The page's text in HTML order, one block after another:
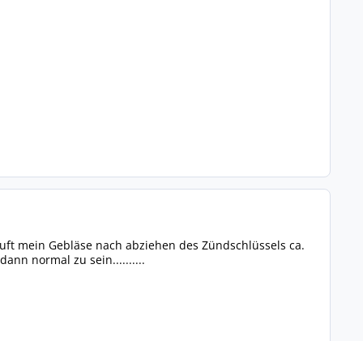
mein Gebläse nach abziehen des Zündschlüssels ca.
normal zu sein..........